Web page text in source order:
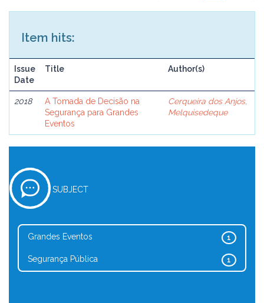
Item hits:
Issue
Date
Title Author(s)
2018
A Tomada de Decisão na
Segurança para Grandes
Eventos
Cerqueira dos Anjos,
Melquisedeque
SUBJECT
1
Grandes Eventos
1
Segurança Pública